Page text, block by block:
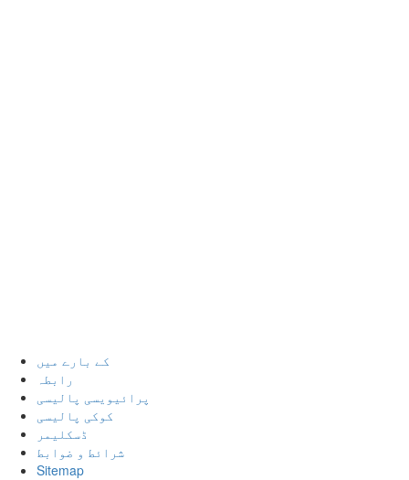
کے بارے میں
رابطہ
پرائیویسی پالیسی
کوکی پالیسی
ڈسکلیمر
شرائط و ضوابط
Sitemap